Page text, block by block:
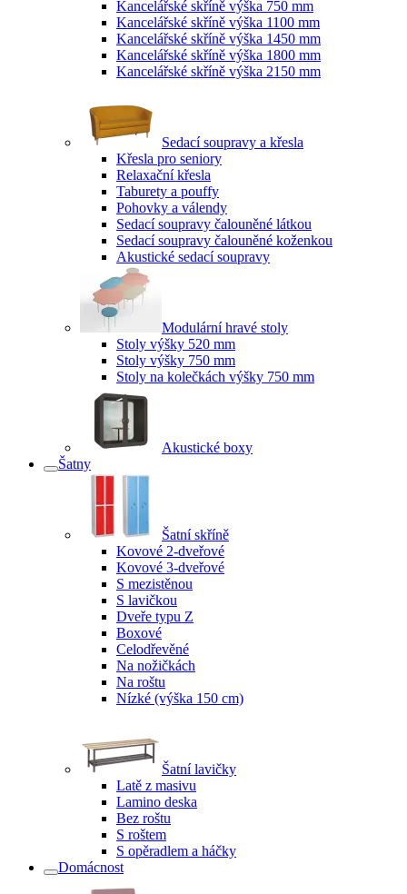
Kancelářské skříně výška 750 mm
Kancelářské skříně výška 1100 mm
Kancelářské skříně výška 1450 mm
Kancelářské skříně výška 1800 mm
Kancelářské skříně výška 2150 mm
Sedací soupravy a křesla
Křesla pro seniory
Relaxační křesla
Taburety a pouffy
Pohovky a válendy
Sedací soupravy čalouněné látkou
Sedací soupravy čalouněné koženkou
Akustické sedací soupravy
Modulární hravé stoly
Stoly výšky 520 mm
Stoly výšky 750 mm
Stoly na kolečkách výšky 750 mm
Akustické boxy
Šatny
Šatní skříně
Kovové 2-dveřové
Kovové 3-dveřové
S mezistěnou
S lavičkou
Dveře typu Z
Boxové
Celodřevěné
Na nožičkách
Na roštu
Nízké (výška 150 cm)
Šatní lavičky
Latě z masivu
Lamino deska
Bez roštu
S roštem
S opěradlem a háčky
Domácnost